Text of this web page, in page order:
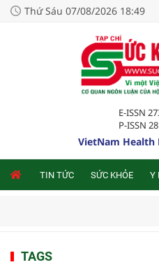
Thứ Sáu 07/08/2026 18:49
E-ISSN
P-ISSN
VietNam Health
TIN TỨC SỨC KHỎE Y
TAGS